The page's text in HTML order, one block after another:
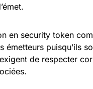
en security token
émetteurs puisqu’ils
de respecter